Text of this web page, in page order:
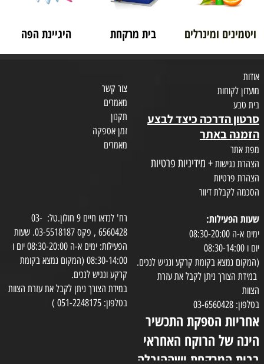
ויטמינים ומינרלים בית מרקחת היגיינת הפה
אודות
מועדון לקוחות
בית טבע
סרטון הדרכה כיצד לבצע
הזמנה באתר
מפת אתר
הצהרת נגישות + מידיניות פרטיות
הצהרת פרטיות
הסכמה לקבלת דיוור
צור קשר
מאמרים
תקנון
זמן אספקה
מאמרים
שעות הפעילות:
ימים א-ה 08:30-20:00
יום ו 08:30-14:00
(המקום נמצא בקומת קרקע ונגיש לנכים.
במידת הצורך ניתן לקבל את עזרת
הצוות
בטלפון: 03-6560428
אחריות הספקת התכשיר
הינה של הרוקח האחראי
בבית המרקחת ושההובלה
רח' לנדאו חיים 9 חולון.טל: 03-
6560428 , פקס 03-5518187. שעות
הפעילות: ימים א-ה 08:30-20:00 יום ו
08:30-14:00 (המקום נמצא בקומת
קרקע ונגיש לנכים.
במידת הצורך ניתן לקבל את עזרת הצוות
בטלפון: 051-2248175 )